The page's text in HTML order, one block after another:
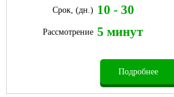
Срок, (дн.) 10 - 30
Рассмотрение 5 минут
Подробнее